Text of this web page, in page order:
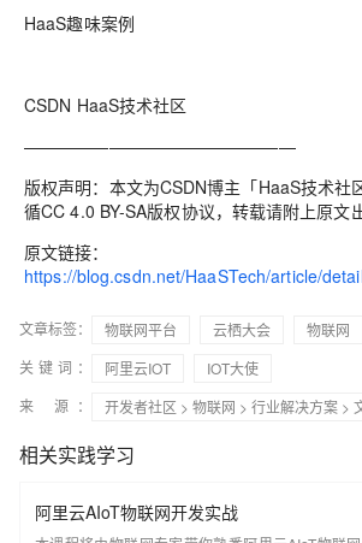
HaaS趣味案例
CSDN HaaS技术社区
————————————————
版权声明：本文为CSDN博主「HaaS技术社
循CC 4.0 BY-SA版权协议，转载请附上原文
原文链接：
https://blog.csdn.net/HaaSTech/article/
文章标签： 物联网平台 云栖大会 物联网
关键词：
阿里云IOT
IOT大使
来 源：
开发者社区 > 物联网 > 行业解决方案 >
相关实践学习
阿里云AIoT物联网开发实战